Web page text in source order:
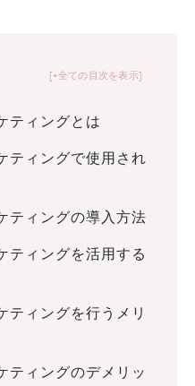
+全ての目次を表示
ティングとは
ティングで使用され
ティングの導入方法
ティングを活用する
ティングを行うメリ
ティングのデメリッ